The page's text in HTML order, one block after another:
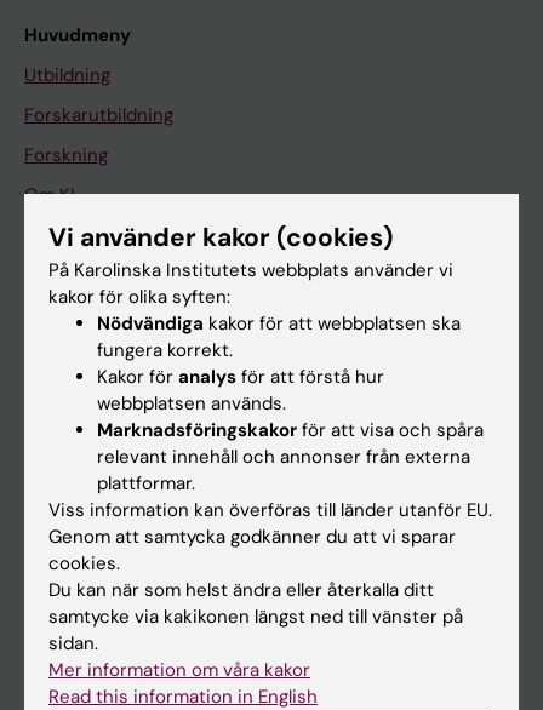
Huvudmeny
Utbildning
Forskarutbildning
Forskning
Om KI
På gång
Nyheter
Kalender
Canvas
Schema
Studentmejlen
Kurs- och programwebbar
Student på KI
Vi använder kakor (cookies)
På Karolinska Institutets webbplats använder vi
kakor för olika syften:
Nödvändiga kakor för att webbplatsen ska
fungera korrekt.
Kakor för analys för att förstå hur
webbplatsen används.
Marknadsföringskakor för att visa och spåra
relevant innehåll och annonser från externa
plattformar.
Viss information kan överföras till länder utanför EU.
Genom att samtycka godkänner du att vi sparar
cookies.
Du kan när som helst ändra eller återkalla ditt
samtycke via kakikonen längst ned till vänster på
sidan.
Mer information om våra kakor
Read this information in English